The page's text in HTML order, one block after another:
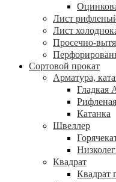
Лист
Лист
Просечно-
Сортовой прокат
Арматура,
Гладкая
Катанка
Швеллер
Квадрат
Квадрат